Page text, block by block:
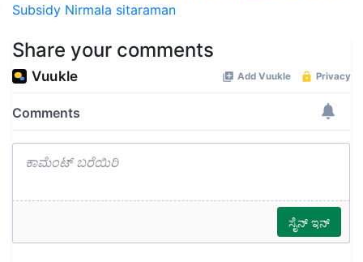
Subsidy Nirmala sitaraman
Share your comments